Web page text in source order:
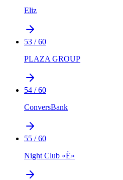
Eliz
53 /60
PLAZA GROUP
54 /60
ConversBank
55 /60
Night Club «Ё»